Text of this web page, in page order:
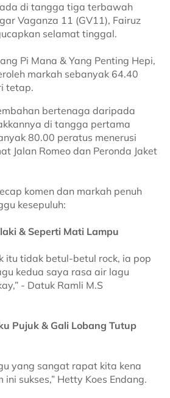
di tangga tiga terbawah
Vaganza 11 (GV11), Fairuz
selamat tinggal.
Pi Mana & Yang Penting Hepi,
markah sebanyak 64.40
tetap.
bertenaga daripada
di tangga pertama
80.00 peratus menerusi
Jalan Romeo dan Peronda Jaket
komen dan markah penuh
kesepuluh:
& Seperti Mati Lampu
itu tidak betul-betul rock, ia pop
kedua saya rasa air lagu
- Datuk Ramli M.S
Pujuk & Gali Lobang Tutup
yang sangat rapat kita kena
sukses,” Hetty Koes Endang.